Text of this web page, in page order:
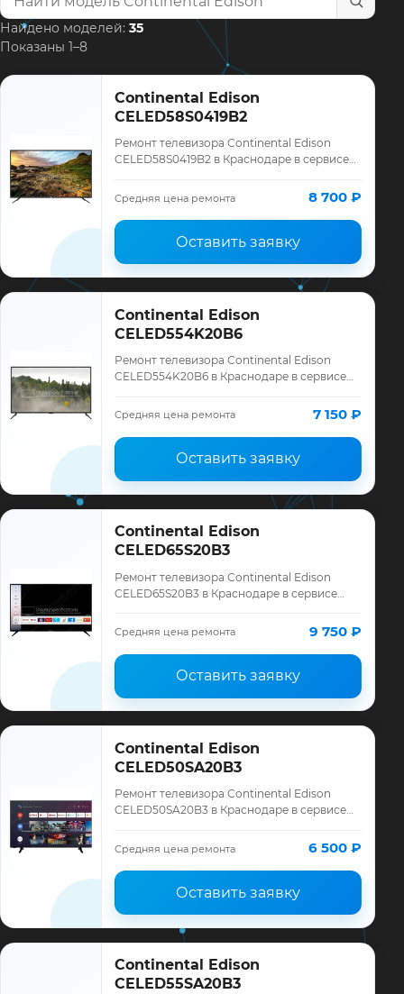
Найти модель телевизора
Найдено моделей: 35
Показаны 1–8
Continental Edison
CELED58S0419B2
Ремонт телевизора Continental Edison
CELED58S0419B2 в Краснодаре в сервисе
Continental Edison, смета до ремонта,
запчасти…
Средняя цена ремонта 8 700 ₽
Оставить заявку
Continental Edison
CELED554K20B6
Ремонт телевизора Continental Edison
CELED554K20B6 в Краснодаре в сервисе
Continental Edison, смета до ремонта,
Средняя цена ремонта 7 150 ₽
Оставить заявку
Continental Edison
CELED65S20B3
Ремонт телевизора Continental Edison
CELED65S20B3 в Краснодаре в сервисе
Continental Edison, смета до ремонта,
запчасти и…
Средняя цена ремонта 9 750 ₽
Оставить заявку
Continental Edison
CELED50SA20B3
Ремонт телевизора Continental Edison
CELED50SA20B3 в Краснодаре в сервисе
Continental Edison, смета до ремонта,
запчасти …
Средняя цена ремонта 6 500 ₽
Оставить заявку
Continental Edison
CELED55SA20B3